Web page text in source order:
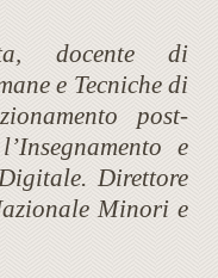
docente di
e Tecniche di
post-
e
Direttore
Minori e